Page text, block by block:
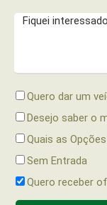
Quero dar um
Desejo saber o
Quais as
Sem Entrada
Quero receber